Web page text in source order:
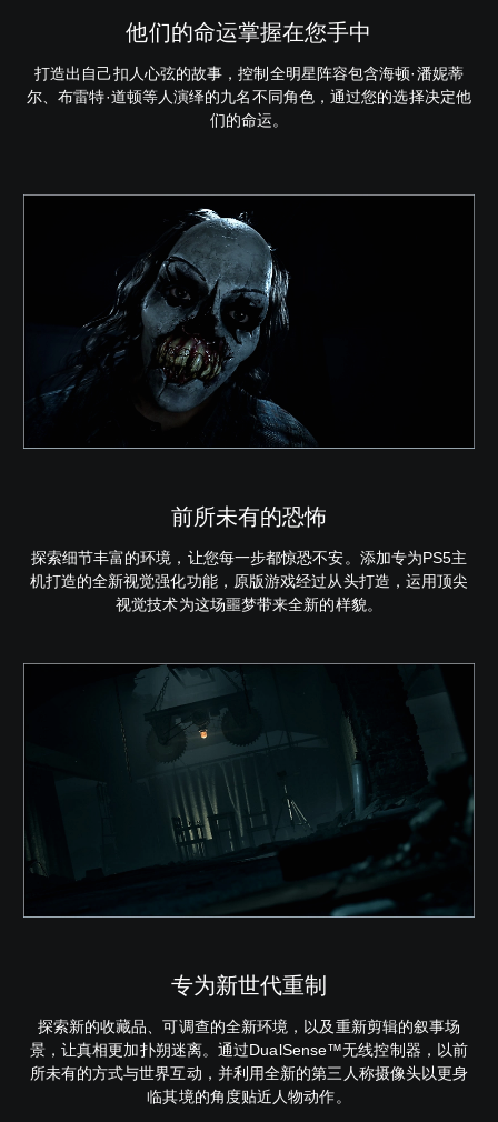
他们的命运掌握在您手中
打造出自己扣人心弦的故事，控制全明星阵容包含海顿·潘妮蒂
尔、布雷特·道顿等人演绎的九名不同角色，通过您的选择决定他
们的命运。
前所未有的恐怖
探索细节丰富的环境，让您每一步都惊恐不安。添加专为PS5主
机打造的全新视觉强化功能，原版游戏经过从头打造，运用顶尖
视觉技术为这场噩梦带来全新的样貌。
专为新世代重制
探索新的收藏品、可调查的全新环境，以及重新剪辑的叙事场
景，让真相更加扑朔迷离。通过DualSense™无线控制器，以前
所未有的方式与世界互动，并利用全新的第三人称摄像头以更身
临其境的角度贴近人物动作。